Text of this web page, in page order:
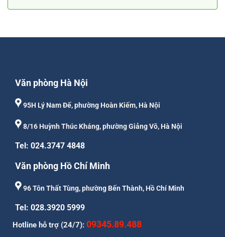
Văn phòng Hà Nội
95H Lý Nam Đế, phường Hoàn Kiếm, Hà Nội
8/16 Huỳnh Thúc Kháng, phường Giảng Võ, Hà Nội
Tel: 024.3747 4848
Văn phòng Hồ Chí Minh
96 Tôn Thất Tùng, phường Bến Thành, Hồ Chí Minh
Tel: 028.3920 5999
Hotline hỗ trợ (24/7): 09345.89.488